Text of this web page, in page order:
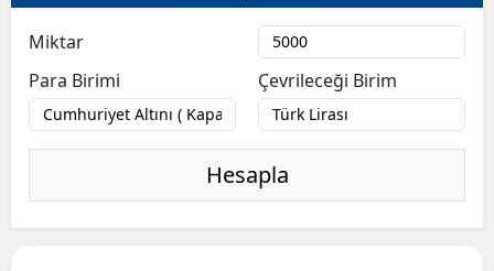
Miktar
Para Birimi
Çevrileceği Birim
Hesapla